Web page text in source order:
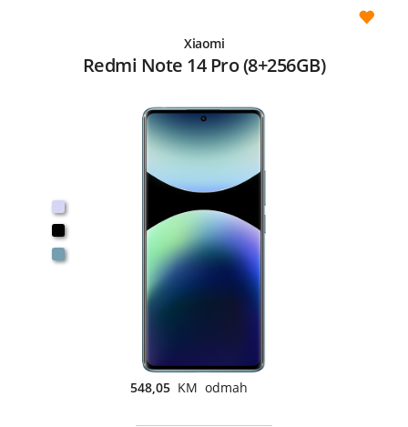
Xiaomi
Redmi Note 14 Pro (8+256GB)
548,05 KM odmah